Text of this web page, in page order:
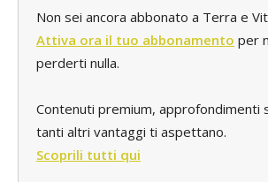
Non sei ancora abbonato a Terra e
Attiva ora il tuo abbonamento per
perderti nulla.
Contenuti premium, approfondimenti
tanti altri vantaggi ti aspettano.
Scoprili tutti qui